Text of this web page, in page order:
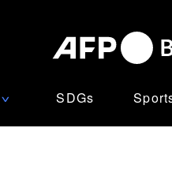
∨ SDGs